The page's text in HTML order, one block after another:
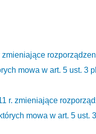
mowa w art. 5 ust. 3
r. zmieniające
mowa w art. 5 ust.